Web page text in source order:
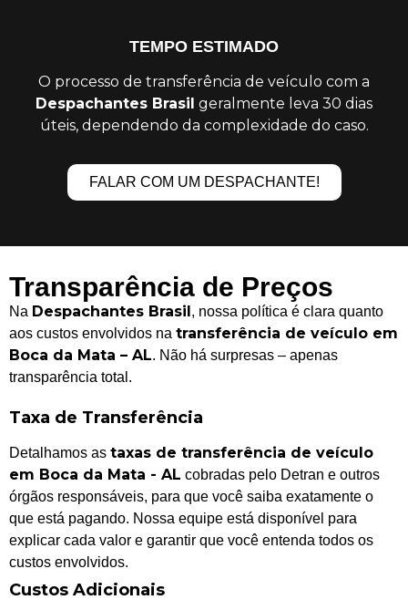
TEMPO ESTIMADO
O processo de transferência de veículo com a
Despachantes Brasil geralmente leva 30 dias
úteis, dependendo da complexidade do caso.
FALAR COM UM DESPACHANTE!
Transparência de Preços
Na Despachantes Brasil, nossa política é clara quanto
aos custos envolvidos na transferência de veículo em
Boca da Mata – AL. Não há surpresas – apenas
transparência total.
Taxa de Transferência
Detalhamos as taxas de transferência de veículo
em Boca da Mata - AL cobradas pelo Detran e outros
órgãos responsáveis, para que você saiba exatamente o
que está pagando. Nossa equipe está disponível para
explicar cada valor e garantir que você entenda todos os
custos envolvidos.
Custos Adicionais